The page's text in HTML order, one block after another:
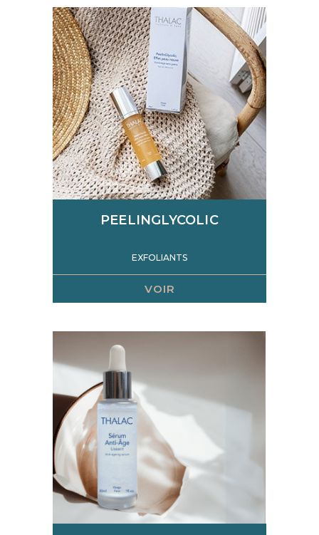
PEELINGLYCOLIC
EXFOLIANTS
VOIR